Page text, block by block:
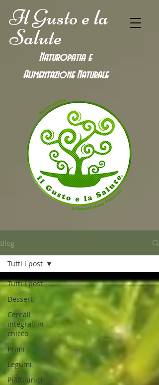
Il Gusto e la
Salute
Naturopatia e
Alimentazione Naturale
Blog
Tutti i post
Dessert
Cereali
integrali in
chicco
Primi
Legumi
Piatti unici
Tutti i post